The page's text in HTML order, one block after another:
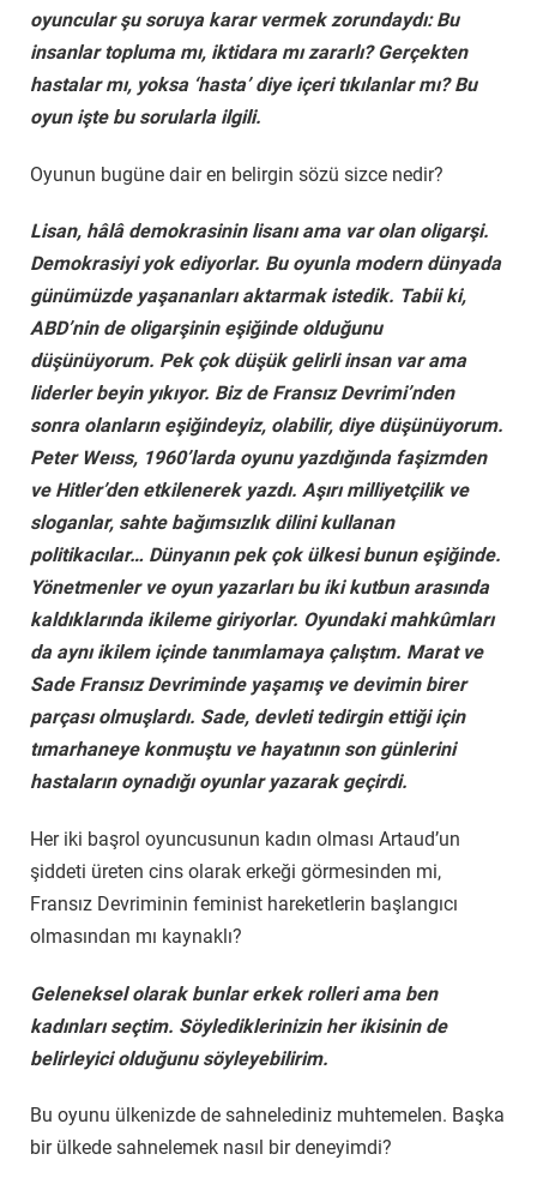
oyuncular şu soruya karar vermek zorundaydı: Bu
insanlar topluma mı, iktidara mı zararlı? Gerçekten
hastalar mı, yoksa ‘hasta’ diye içeri tıkılanlar mı? Bu
oyun işte bu sorularla ilgili.
Oyunun bugüne dair en belirgin sözü sizce nedir?
Lisan, hâlâ demokrasinin lisanı ama var olan oligarşi.
Demokrasiyi yok ediyorlar. Bu oyunla modern dünyada
günümüzde yaşananları aktarmak istedik. Tabii ki,
ABD’nin de oligarşinin eşiğinde olduğunu
düşünüyorum. Pek çok düşük gelirli insan var ama
liderler beyin yıkıyor. Biz de Fransız Devrimi’nden
sonra olanların eşiğindeyiz, olabilir, diye düşünüyorum.
Peter Weıss, 1960’larda oyunu yazdığında faşizmden
ve Hitler’den etkilenerek yazdı. Aşırı milliyetçilik ve
sloganlar, sahte bağımsızlık dilini kullanan
politikacılar… Dünyanın pek çok ülkesi bunun eşiğinde.
Yönetmenler ve oyun yazarları bu iki kutbun arasında
kaldıklarında ikileme giriyorlar. Oyundaki mahkûmları
da aynı ikilem içinde tanımlamaya çalıştım. Marat ve
Sade Fransız Devriminde yaşamış ve devimin birer
parçası olmuşlardı. Sade, devleti tedirgin ettiği için
tımarhaneye konmuştu ve hayatının son günlerini
hastaların oynadığı oyunlar yazarak geçirdi.
Her iki başrol oyuncusunun kadın olması Artaud’un
şiddeti üreten cins olarak erkeği görmesinden mi,
Fransız Devriminin feminist hareketlerin başlangıcı
olmasından mı kaynaklı?
Geleneksel olarak bunlar erkek rolleri ama ben
kadınları seçtim. Söylediklerinizin her ikisinin de
belirleyici olduğunu söyleyebilirim.
Bu oyunu ülkenizde de sahnelediniz muhtemelen. Başka
bir ülkede sahnelemek nasıl bir deneyimdi?